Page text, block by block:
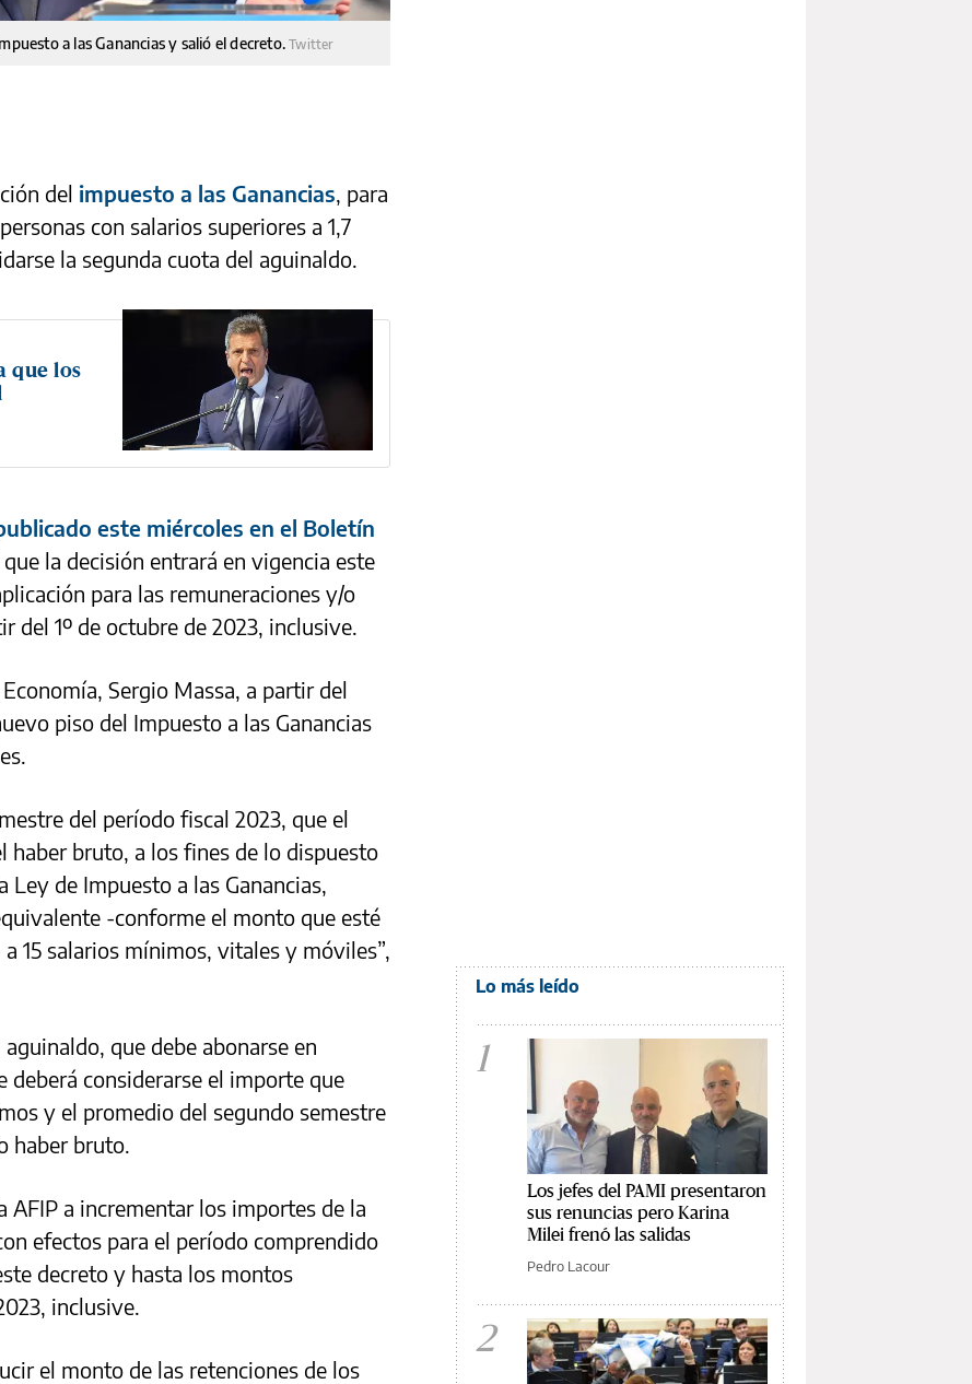
a las Ganancias y salió el decreto.Twitter
del impuesto a las Ganancias, para
con salarios superiores a 1,7
la segunda cuota del aguinaldo.
que los
este miércoles en el Boletín
la decisión entrará en vigencia este
para las remuneraciones y/o
del 1º de octubre de 2023, inclusive.
Sergio Massa, a partir del
piso del Impuesto a las Ganancias
del período fiscal 2023, que el
haber bruto, a los fines de lo dispuesto
de Impuesto a las Ganancias,
-conforme el monto que esté
15 salarios mínimos, vitales y móviles”,
que debe abonarse en
deberá considerarse el importe que
y el promedio del segundo semestre
haber bruto.
AFIP a incrementar los importes de la
efectos para el período comprendido
decreto y hasta los montos
inclusive.
el monto de las retenciones de los
Lo más leído
1
Los jefes del PAMI presentaron
sus renuncias pero Karina
Milei frenó las salidas
Pedro Lacour
2